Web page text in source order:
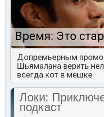
Время: Это
Допремьерным
Шьямалана верить
всегда кот в мешке
Локи:
подкаст